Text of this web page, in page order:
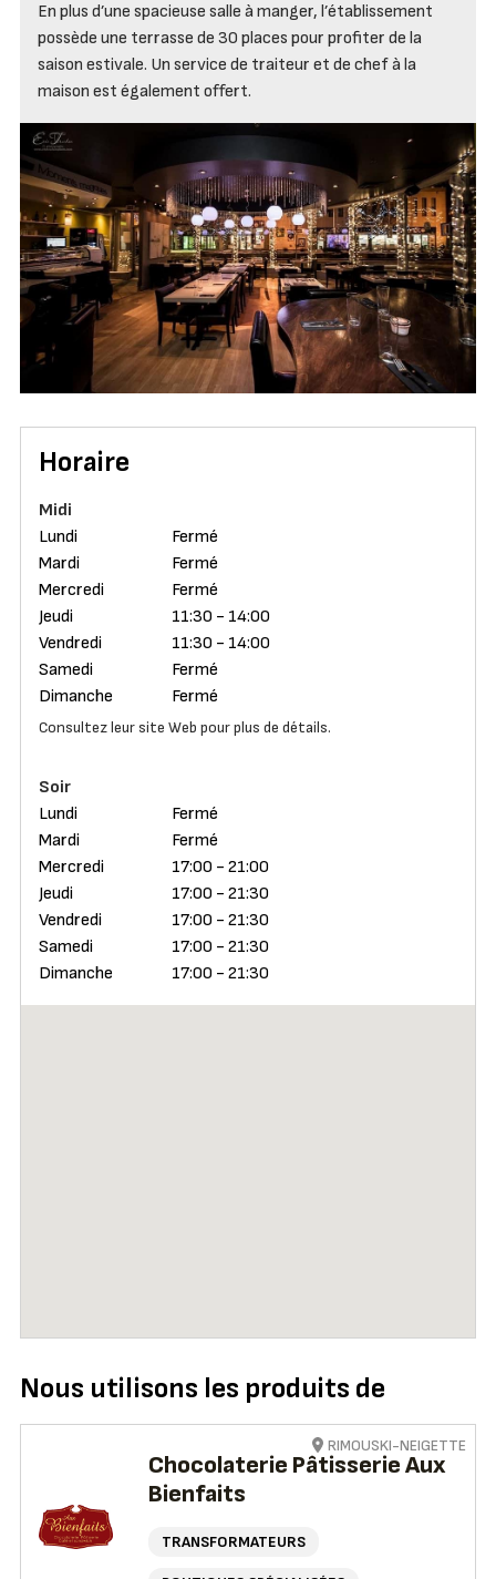
En plus d’une spacieuse salle à manger, l’établissement
possède une terrasse de 30 places pour profiter de la
saison estivale. Un service de traiteur et de chef à la
maison est également offert.
Horaire
Midi
Lundi
Fermé
Mardi
Fermé
Mercredi
Fermé
Jeudi
11:30 - 14:00
Vendredi
11:30 - 14:00
Samedi
Fermé
Dimanche
Fermé
Consultez leur site Web pour plus de détails.
Soir
Lundi
Fermé
Mardi
Fermé
Mercredi
17:00 - 21:00
Jeudi
17:00 - 21:30
Vendredi
17:00 - 21:30
Samedi
17:00 - 21:30
Dimanche
17:00 - 21:30
Nous utilisons les produits de
Chocolaterie Pâtisserie Aux
Bienfaits
TRANSFORMATEURS
RIMOUSKI-NEIGETTE